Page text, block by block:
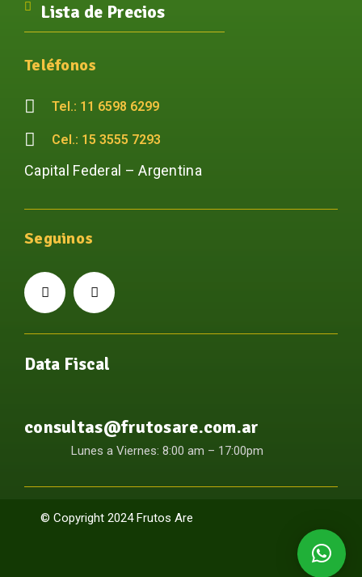
Lista de Precios
Teléfonos
Tel.: 11 6598 6299
Cel.: 15 3555 7293
Capital Federal – Argentina
Seguinos
Data Fiscal
consultas@frutosare.com.ar
Lunes a Viernes: 8:00 am – 17:00pm
© Copyright 2024 Frutos Are